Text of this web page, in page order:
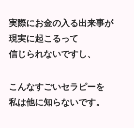
実際にお金の入る出来事が
現実に起こるって
信じられないですし、
こんなすごいセラピーを
私は他に知らないです。